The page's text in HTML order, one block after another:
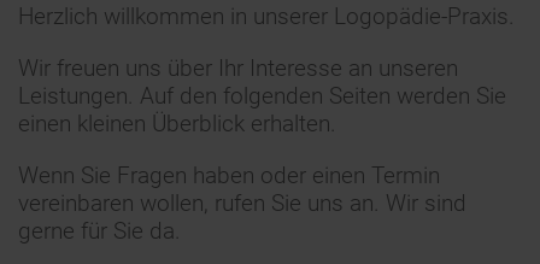
Herzlich willkommen in unserer Logopädie-Praxis.
Wir freuen uns über Ihr Interesse an unseren
Leistungen. Auf den folgenden Seiten werden Sie
einen kleinen Überblick erhalten.
Wenn Sie Fragen haben oder einen Termin
vereinbaren wollen, rufen Sie uns an. Wir sind
gerne für Sie da.